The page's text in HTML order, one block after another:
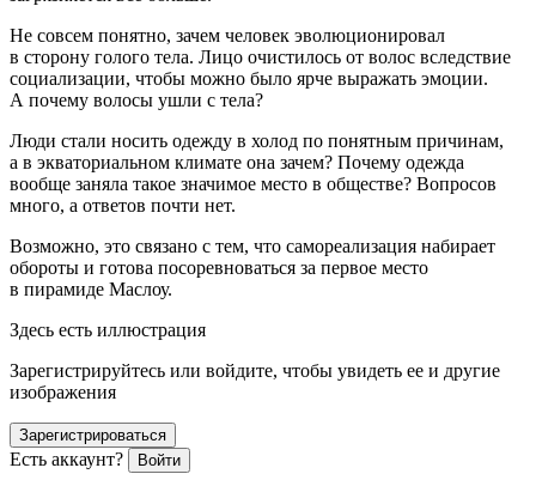
Не совсем понятно, зачем человек эволюционировал
в сторону голого тела. Лицо очистилось от волос вследствие
социализации, чтобы можно было ярче выражать эмоции.
А почему волосы ушли с тела?
Люди стали носить одежду в холод по понятным причинам,
а в экваториальном климате она зачем? Почему одежда
вообще заняла такое значимое место в обществе? Вопросов
много, а ответов почти нет.
Возможно, это связано с тем, что самореализация набирает
обороты и готова посоревноваться за первое место
в пирамиде Маслоу.
Здесь есть иллюстрация
Зарегистрируйтесь или войдите, чтобы увидеть ее и другие
изображения
Зарегистрироваться
Есть аккаунт? Войти